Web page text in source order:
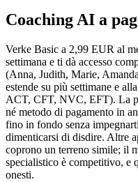
Coaching AI a
Verke Basic a 2,99 EUR al
settimana e ti dà accesso
(Anna, Judith, Marie,
estende su più settimane e
ACT, CFT, NVC, EFT). La
né metodo di pagamento in
fino in fondo senza
dimenticarsi di disdire. Altre
coprono un terreno simile; il
specialistico è competitivo, e
onesti.